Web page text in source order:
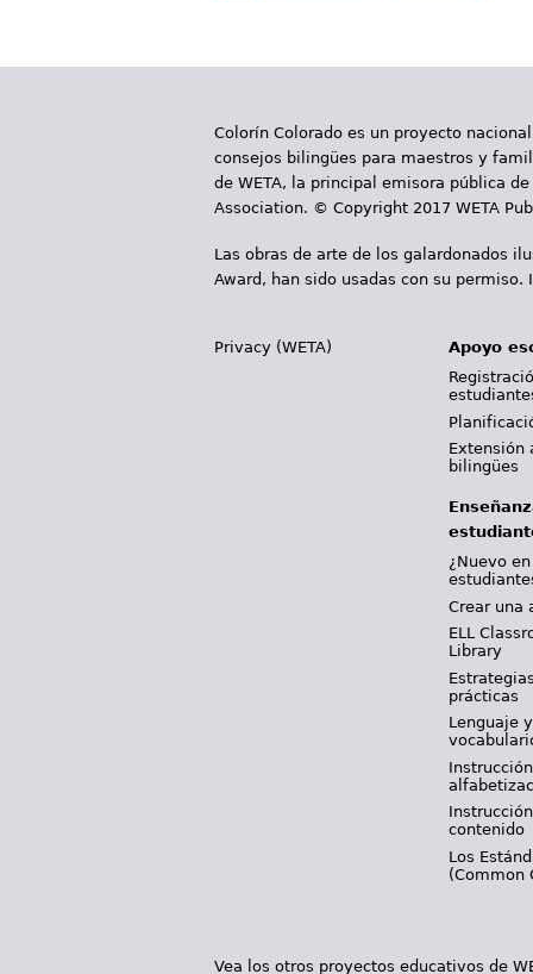
Colorín Colorado es un proyecto
consejos bilingües para maestros y
de WETA, la principal emisora pública
Association. © Copyright 2017 WETA
Las obras de arte de los galardonados
Award, han sido usadas con su
Privacy (WETA)
Apoyo
Extensión
bilingües
¿Nuevo
Crear una
ELL
Library
prácticas
Lenguaje
contenido
Los
(Common
Vea los otros proyectos educativos de